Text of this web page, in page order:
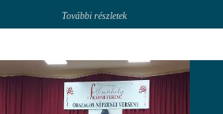
További részletek